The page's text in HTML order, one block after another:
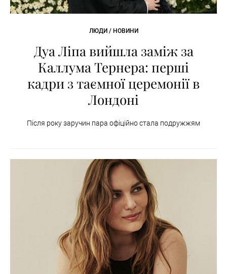
ЛЮДИ / НОВИНИ
Дуа Ліпа вийшла заміж за
Каллума Тернера: перші
кадри з таємної церемонії в
Лондоні
Після року заручин пара офіційно стала подружжям